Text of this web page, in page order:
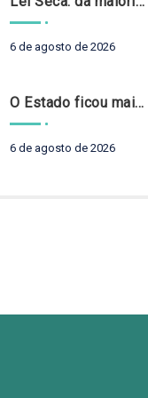
6 de agosto de 2026
O Estado ficou mais complexo. O controle precisa acompanhar
6 de agosto de 2026